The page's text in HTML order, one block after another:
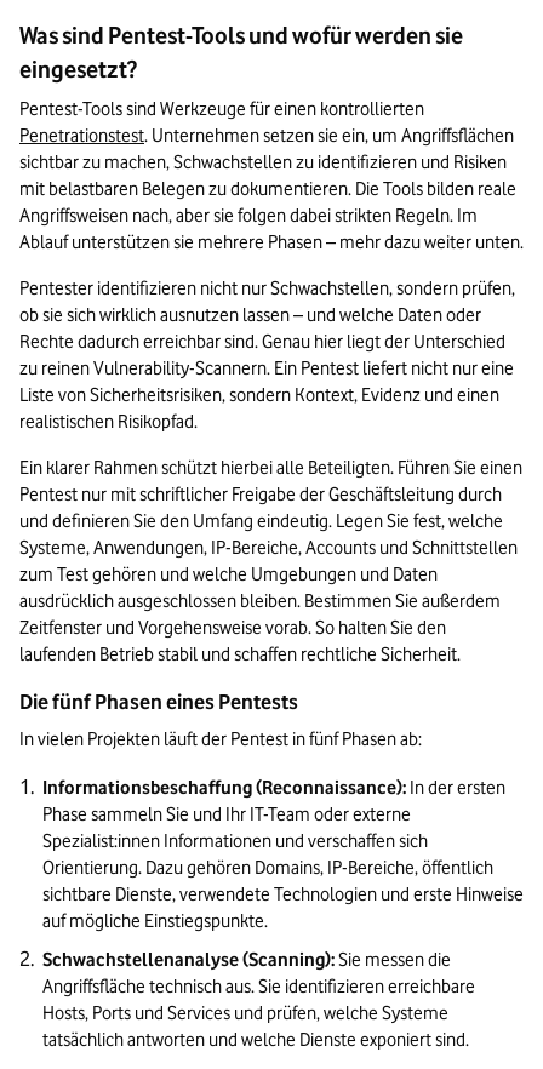
Was sind Pentest-Tools und wofür werden sie
eingesetzt?
Penetrationstest. Unternehmen setzen sie ein, um Angriffsflächen
sichtbar zu machen, Schwachstellen zu identifizieren und Risiken
mit belastbaren Belegen zu dokumentieren. Die Tools bilden reale
Angriffsweisen nach, aber sie folgen dabei strikten Regeln. Im
Ablauf unterstützen sie mehrere Phasen – mehr dazu weiter unten.
Pentester identifizieren nicht nur Schwachstellen, sondern prüfen,
ob sie sich wirklich ausnutzen lassen – und welche Daten oder
Rechte dadurch erreichbar sind. Genau hier liegt der Unterschied
zu reinen Vulnerability-Scannern. Ein Pentest liefert nicht nur eine
Liste von Sicherheitsrisiken, sondern Kontext, Evidenz und einen
realistischen Risikopfad.
Ein klarer Rahmen schützt hierbei alle Beteiligten. Führen Sie einen
Pentest nur mit schriftlicher Freigabe der Geschäftsleitung durch
und definieren Sie den Umfang eindeutig. Legen Sie fest, welche
Systeme, Anwendungen, IP-Bereiche, Accounts und Schnittstellen
zum Test gehören und welche Umgebungen und Daten
ausdrücklich ausgeschlossen bleiben. Bestimmen Sie außerdem
Zeitfenster und Vorgehensweise vorab. So halten Sie den
laufenden Betrieb stabil und schaffen rechtliche Sicherheit.
Die fünf Phasen eines Pentests
In vielen Projekten läuft der Pentest in fünf Phasen ab:
Informationsbeschaffung (Reconnaissance): In der ersten
Phase sammeln Sie und Ihr IT-Team oder externe
Spezialist:innen Informationen und verschaffen sich
Orientierung. Dazu gehören Domains, IP-Bereiche, öffentlich
sichtbare Dienste, verwendete Technologien und erste Hinweise
auf mögliche Einstiegspunkte.
Schwachstellenanalyse (Scanning): Sie messen die
Angriffsfläche technisch aus. Sie identifizieren erreichbare
Hosts, Ports und Services und prüfen, welche Systeme
tatsächlich antworten und welche Dienste exponiert sind.